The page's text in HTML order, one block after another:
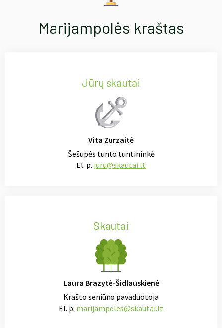
Marijampolės kraštas
Jūrų skautai
Vita Zurzaitė
Šešupės tunto tuntininkė
El. p. juru@skautai.lt
Skautai
Laura Brazytė-Šidlauskienė
Krašto seniūno pavaduotoja
El. p. marijampoles@skautai.lt